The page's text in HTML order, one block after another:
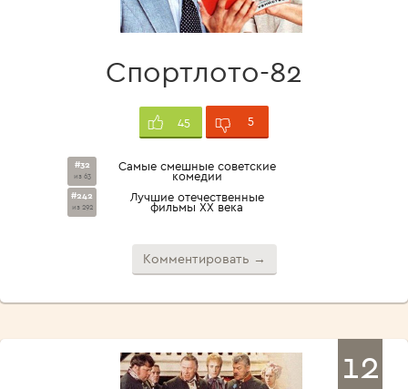
Спортлото-82
45 5
#32
из 63
Самые смешные советские
комедии
#242
из 292
Лучшие отечественные
фильмы XX века
Комментировать →
12